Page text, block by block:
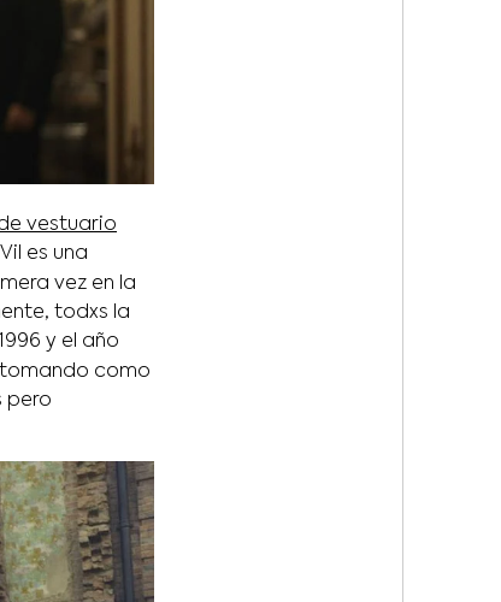
vestuario
es una
vez en la
todxs la
y el año
tomando como
pero